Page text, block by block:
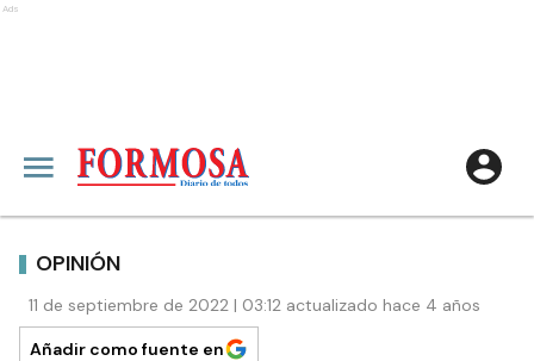
Ads
OPINIÓN
11 de septiembre de 2022 | 03:12 actualizado hace 4 años
Añadir como fuente en